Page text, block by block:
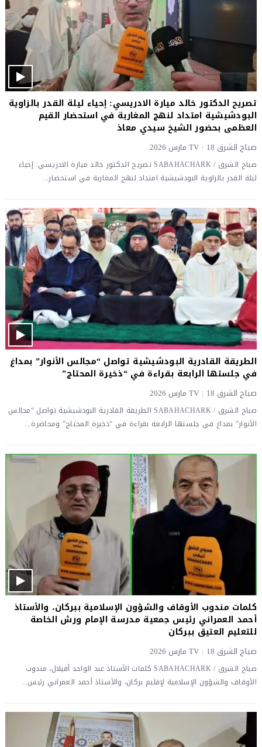
تصريح الدكتور خالد ميارة الادريسي: إحياء ليلة القدر بالزاوية
البودشيشية امتداد لنهج المغاربة في استحضار القيم
العظمى بحضور الشيخ سيدي معاذ
صباح الشرق TV 18 مارس 2026
صباح الشرق / SABAHACHARK تصريح الدكتور خالد ميارة الادريسي: إحياء
ليلة القدر بالزاوية البودشيشية امتداد لنهج المغاربة في استحضار...
الطريقة القادرية البودشيشية تواصل “مجالس الأنوار” بمداغ
في جلستها الرابعة بقراءة في “ذخيرة المحتاج”
صباح الشرق TV 18 مارس 2026
صباح الشرق / SABAHACHARK الطريقة القادرية البودشيشية تواصل “مجالس
الأنوار” بمداغ في جلستها الرابعة بقراءة في “ذخيرة المحتاج” ومحاضرة...
كلمات مندوب الأوقاف والشؤون الإسلامية ببركان، والأستاذ
أحمد العمراني رئيس جمعية مدرسة الإمام ورش الخاصة
للتعليم العتيق ببركان
صباح الشرق TV 18 مارس 2026
صباح الشرق / SABAHACHARK كلمات الأستاذ عبد الواحد أفيلال، مندوب
الأوقاف والشؤون الإسلامية لإقليم بركان، والأستاذ أحمد العمراني رئيس...